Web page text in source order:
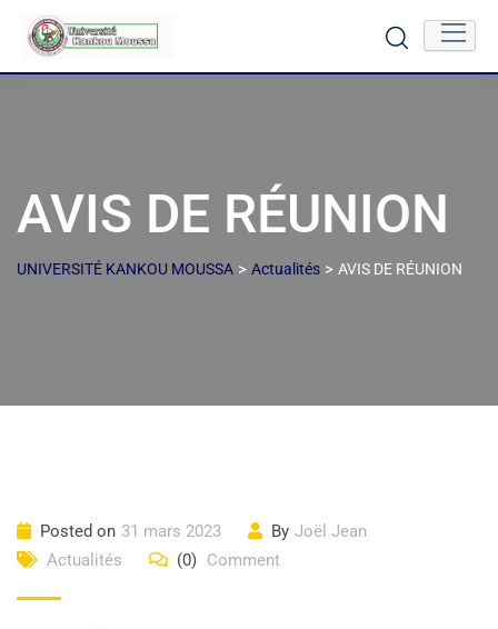
AVIS DE RÉUNION
UNIVERSITÉ KANKOU MOUSSA > Actualités > AVIS DE RÉUNION
Posted on 31 mars 2023 By Joël Jean
Actualités
(0) Comment